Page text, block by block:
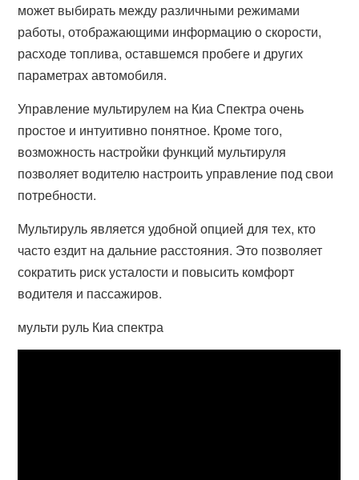
может выбирать между различными режимами
работы, отображающими информацию о скорости,
расходе топлива, оставшемся пробеге и других
параметрах автомобиля.
Управление мультирулем на Киа Спектра очень
простое и интуитивно понятное. Кроме того,
возможность настройки функций мультируля
позволяет водителю настроить управление под свои
потребности.
Мультируль является удобной опцией для тех, кто
часто ездит на дальние расстояния. Это позволяет
сократить риск усталости и повысить комфорт
водителя и пассажиров.
мульти руль Киа спектра